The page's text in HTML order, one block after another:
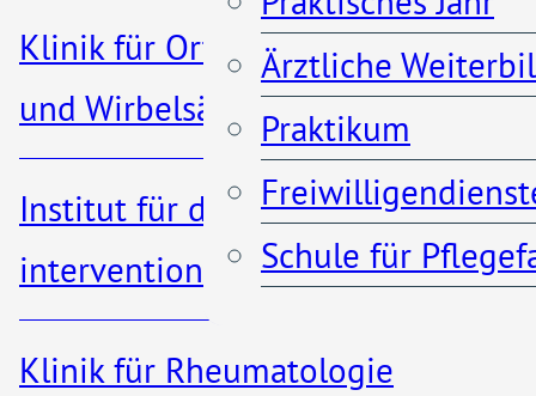
Klinik für Orthopädie, Unfall-
und Wirbelsäulenchirurgie
Institut für diagnostische und
interventionelle Radiologie
Klinik für Rheumatologie
Ärztliche
Praktikum
Schule für
wird auch von dieser
Einrichtung unterhalten.
Behandelt werden, in
Kooperation mit
dernephrologischen
Abteilungdes